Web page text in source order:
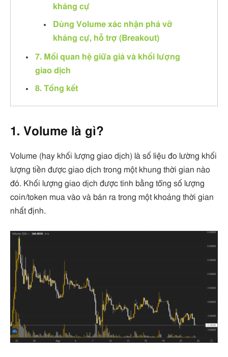
kháng cự
Dùng Volume xác nhận phá vỡ
kháng cự, hỗ trợ (Breakout)
7. Mối quan hệ giữa giá và khối lượng
giao dịch
8. Tổng kết
1. Volume là gì?
Volume (hay khối lượng giao dịch) là số liệu đo lường khối
lượng tiền được giao dịch trong một khung thời gian nào
đó. Khối lượng giao dịch được tính bằng tổng số lượng
coin/token mua vào và bán ra trong một khoảng thời gian
nhất định.